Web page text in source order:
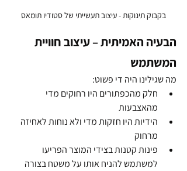
בקבוק תינוקות - עיצוב תעשייתי של סטודיו תומאס
הבעיה האמיתית – עיצוב חוויית
המשתמש
מה שגילינו היה די פשוט:
חלק מהכפתורים היו רחוקים מדי
מהאצבעות
הידיות היו חזקות מדי ולא נוחות לאחיזה
מרחוק
פינות קטנות בצידי המוצר הפריעו
למשתמש להניח אותו על משטח בצורה